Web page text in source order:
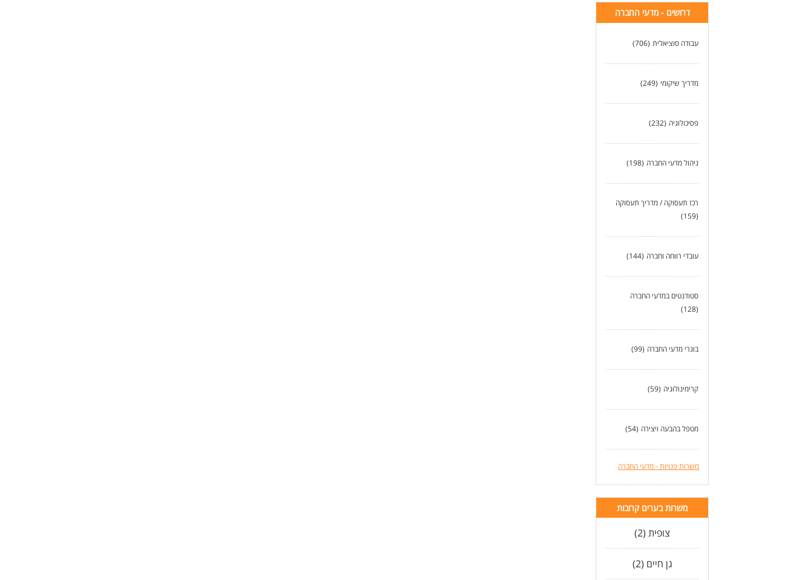
דרושים - מדעי החברה
עבודה סוציאלית (706)
מדריך שיקומי (249)
פסיכולוגיה (232)
ניהול מדעי החברה (198)
רכז תעסוקה / מדריך תעסוקה
(159)
עובדי רווחה וחברה (144)
סטודנטים במדעי החברה
(128)
בוגרי מדעי החברה (99)
קרימינולוגיה (59)
מטפל בהבעה ויצירה (54)
משרות פנויות - מדעי החברה
משרות בערים קרובות
צופית (2)
גן חיים (2)